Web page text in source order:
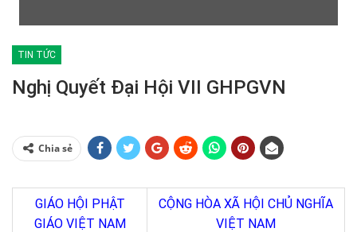
TIN TỨC
Nghị Quyết Đại Hội VII GHPGVN
Chia sẻ
GIÁO HỘI PHẬT
GIÁO VIỆT NAM
CỘNG HÒA XÃ HỘI CHỦ NGHĨA
VIỆT NAM